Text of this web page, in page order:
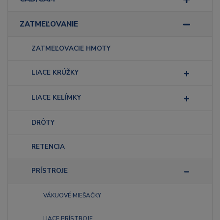
ZATMEĽOVANIE
ZATMEĽOVACIE HMOTY
LIACE KRÚŽKY
LIACE KELÍMKY
DRÔTY
RETENCIA
PRÍSTROJE
VÁKUOVÉ MIEŠAČKY